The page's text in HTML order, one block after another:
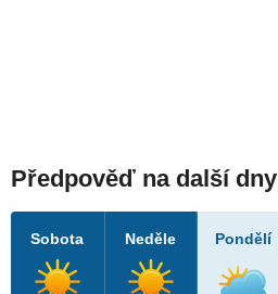
Předpověď na další dny
Sobota Neděle Pondělí